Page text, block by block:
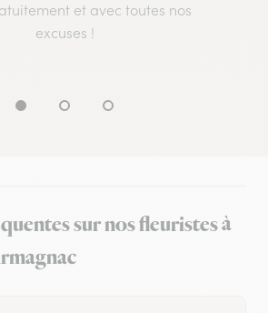
et avec toutes nos
excuses !
sur nos fleuristes à